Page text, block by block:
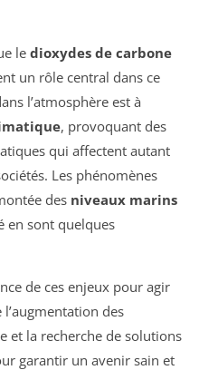
ledioxydes de carbone
un rôle central dans ce
l’atmosphère est à
, provoquant des
qui affectent autant
Les phénomènes
des niveaux marins
en sont quelques
de ces enjeux pour agir
des
et la recherche de solutions
garantir un avenir sain et